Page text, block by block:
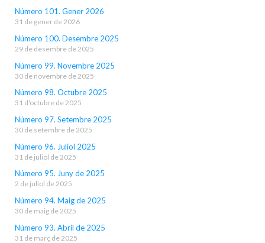
Número 101. Gener 2026
31 de gener de 2026
Número 100. Desembre 2025
29 de desembre de 2025
Número 99. Novembre 2025
30 de novembre de 2025
Número 98. Octubre 2025
31 d'octubre de 2025
Número 97. Setembre 2025
30 de setembre de 2025
Número 96. Juliol 2025
31 de juliol de 2025
Número 95. Juny de 2025
2 de juliol de 2025
Número 94. Maig de 2025
30 de maig de 2025
Número 93. Abril de 2025
31 de març de 2025